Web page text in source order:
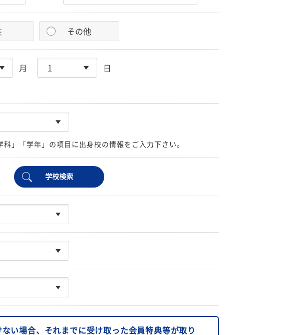
その他
月 日
」「学年」の項目に出身校の情報をご入力下さい。
学校検索
い場合、それまでに受け取った会員特典等が取り